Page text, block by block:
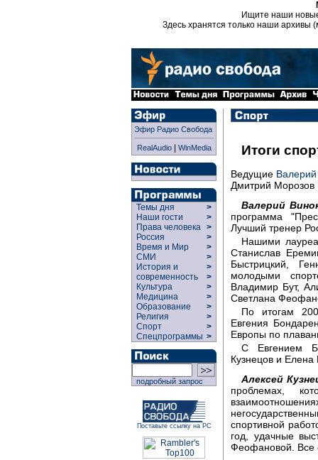
Ищите наши
Здесь хранятся только наши архивы
Эфир Радио Свобода
RealAudio| WinMedia
Темы дня
>
Наши гости
>
Права человека >
Россия
>
Время и Мир
>
СМИ
>
История и
современность
>
>
Культура
>
Медицина
>
Образование
>
Религия
>
Спорт
>
Спецпрограммы >
подробный запрос
Поставьте ссылку на РС
Итоги
Ведущие
Дмитрий Морозов
Валерий
программа
Лучший тренер
Нашими
Станислав
Быстрицкий,
молодыми
Владимир Бут,
Светлана
По итогам
Евгения
Европы по
С Евгением
Кузнецов и Елена
Алексей
проблемах,
спортивной
год, удачные
Феофановой. Все